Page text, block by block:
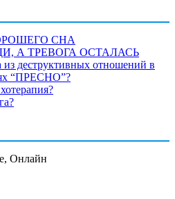
СНА
А ТРЕВОГА ОСТАЛАСЬ
деструктивных отношений в
“ПРЕСНО”?
Онлайн